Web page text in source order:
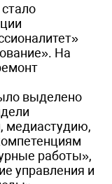
На
выделено
медиастудию,
работы»,
управления и